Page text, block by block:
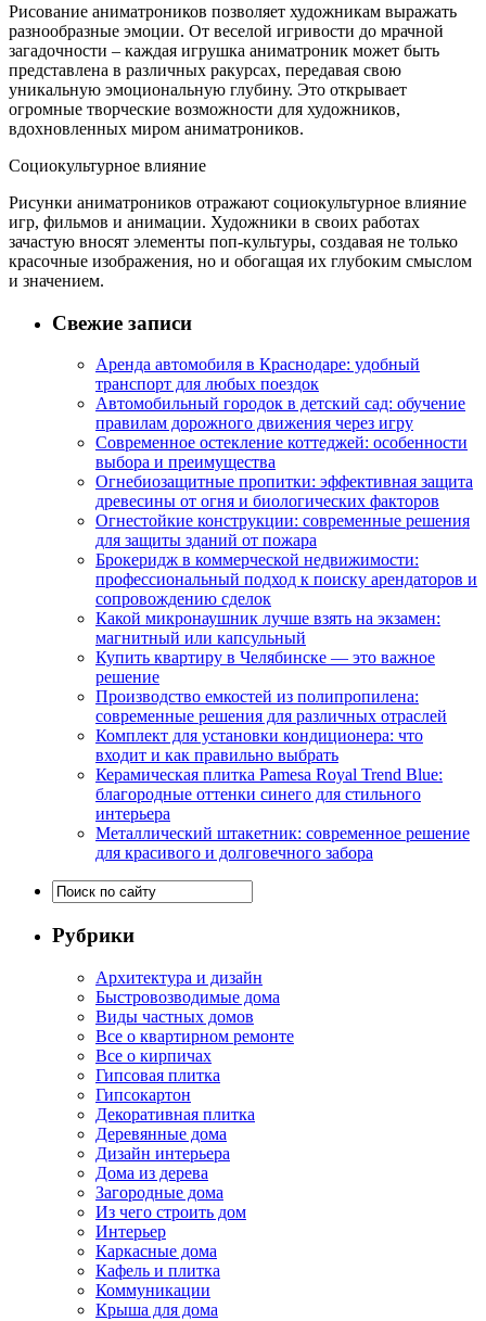
Рисование аниматроников позволяет художникам выражать
разнообразные эмоции. От веселой игривости до мрачной
загадочности – каждая игрушка аниматроник может быть
представлена в различных ракурсах, передавая свою
уникальную эмоциональную глубину. Это открывает
огромные творческие возможности для художников,
вдохновленных миром аниматроников.
Социокультурное влияние
Рисунки аниматроников отражают социокультурное влияние
игр, фильмов и анимации. Художники в своих работах
зачастую вносят элементы поп-культуры, создавая не только
красочные изображения, но и обогащая их глубоким смыслом
и значением.
Свежие записи
Аренда автомобиля в Краснодаре: удобный
транспорт для любых поездок
Автомобильный городок в детский сад: обучение
правилам дорожного движения через игру
Современное остекление коттеджей: особенности
выбора и преимущества
Огнебиозащитные пропитки: эффективная защита
древесины от огня и биологических факторов
Огнестойкие конструкции: современные решения
для защиты зданий от пожара
Брокеридж в коммерческой недвижимости:
профессиональный подход к поиску арендаторов и
сопровождению сделок
Какой микронаушник лучше взять на экзамен:
магнитный или капсульный
Купить квартиру в Челябинске — это важное
решение
Производство емкостей из полипропилена:
современные решения для различных отраслей
Комплект для установки кондиционера: что
входит и как правильно выбрать
Керамическая плитка Pamesa Royal Trend Blue:
благородные оттенки синего для стильного
интерьера
Металлический штакетник: современное решение
для красивого и долговечного забора
Рубрики
Архитектура и дизайн
Быстровозводимые дома
Виды частных домов
Все о квартирном ремонте
Все о кирпичах
Гипсовая плитка
Гипсокартон
Декоративная плитка
Деревянные дома
Дизайн интерьера
Дома из дерева
Загородные дома
Из чего строить дом
Интерьер
Каркасные дома
Кафель и плитка
Коммуникации
Крыша для дома